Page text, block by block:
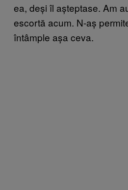
ea, deși îl așteptase. Am
escortă acum. N-aș
întâmple așa ceva.